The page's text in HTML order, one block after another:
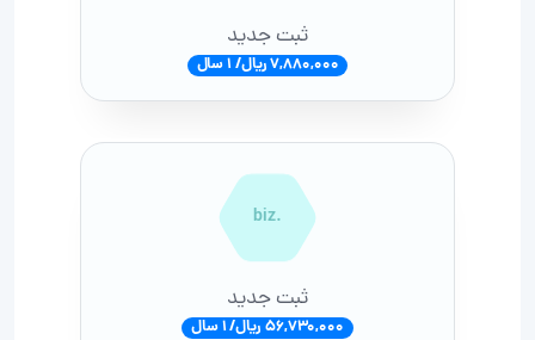
ثبت جدید
7,880,000 ریال/ 1 سال
.biz
ثبت جدید
56,730,000 ریال/ 1 سال